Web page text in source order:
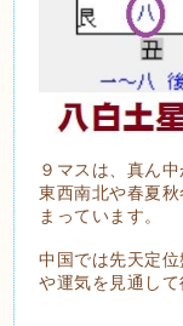
９マスは、真ん
東西南北や春夏
まっています。
中国では先天定
や運気を見通して